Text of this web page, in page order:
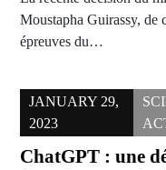
Moustapha Guirassy, de
épreuves du…
JANUARY 29,
2023
ChatGPT : une